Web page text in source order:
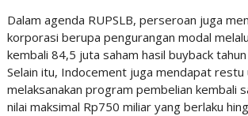
Dalam agenda RUPSLB, perseroan juga
korporasi berupa pengurangan modal
kembali 84,5 juta saham hasil buyback
Selain itu, Indocement juga mendapat restu
melaksanakan program pembelian kembali
nilai maksimal Rp750 miliar yang berlaku